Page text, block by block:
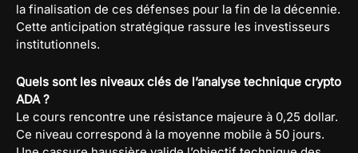
la finalisation de ces défenses pour la fin de la décennie.
Cette anticipation stratégique rassure les investisseurs
institutionnels.
Quels sont les niveaux clés de l’analyse technique crypto
ADA ?
Le cours rencontre une résistance majeure à 0,25 dollar.
Ce niveau correspond à la moyenne mobile à 50 jours.